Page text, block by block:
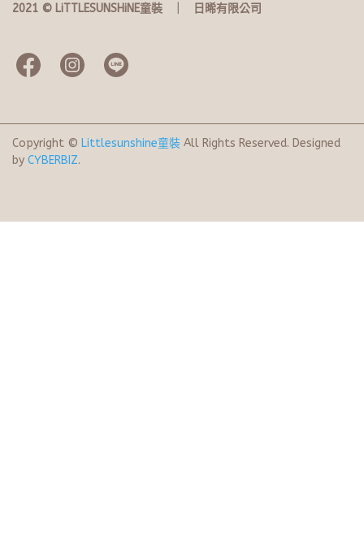
2021 © LiTTLESUNSHiNE童裝   ｜   日晞有限公司
Copyright © Littlesunshine童裝 All Rights Reserved. Designed
by CYBERBIZ.